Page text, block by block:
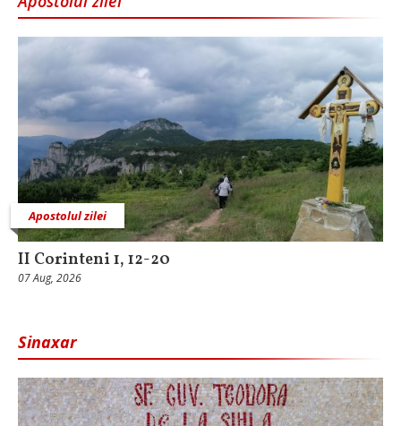
Apostolul zilei
II Corinteni 1, 12-20
07 Aug, 2026
Sinaxar